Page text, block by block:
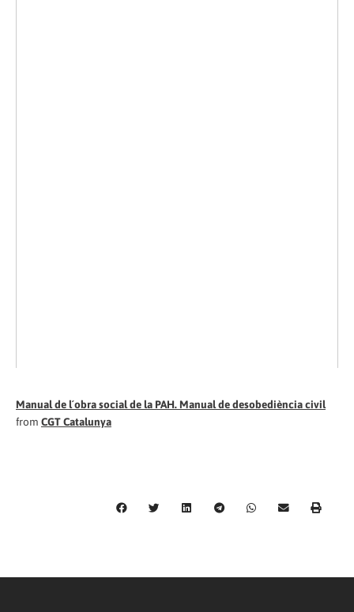
Manual de l´obra social de la PAH. Manual de desobediència civil
from CGT Catalunya